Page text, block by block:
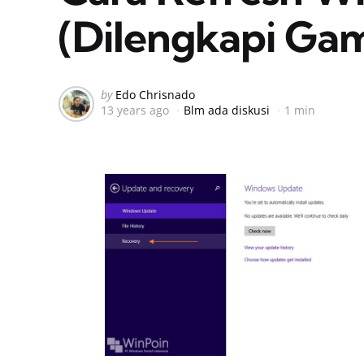
(Dilengkapi
Posted
by
by Edo Chrisnado
13 years ago
Blm ada diskusi 1 min